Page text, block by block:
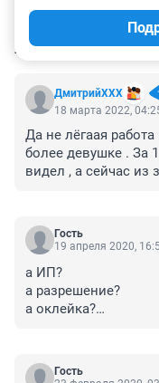
КОММЕНТАРИИ
ДмитрийXXX
18 марта 2022,
Да не лёгаая
более девушке . За
видел , а сейчас из
думаю
life , такой расклад
пассажиры всё
вообще не
по сути какие-то
уплаты процентов
Гость
19 апреля 2020,
а ИП?
а разрешение?
а оклейка?
Гость